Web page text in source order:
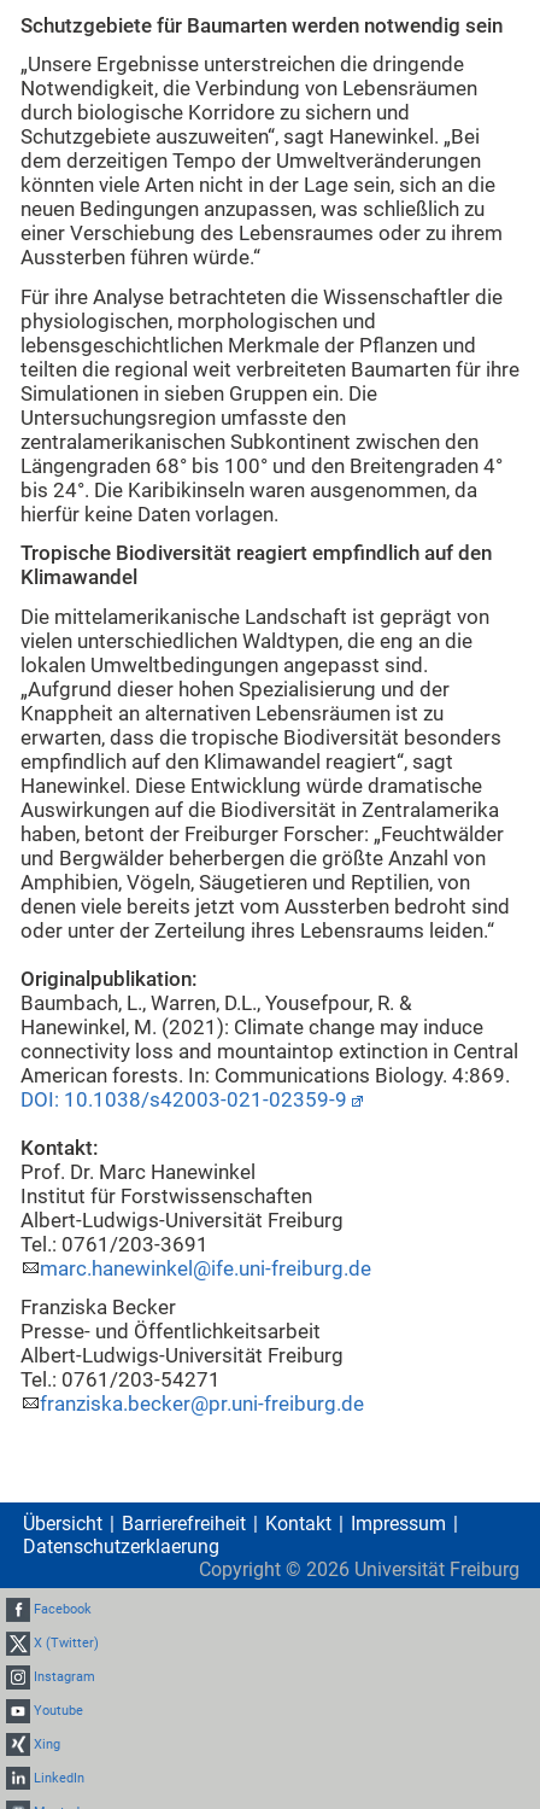
Schutzgebiete für Baumarten werden notwendig sein
„Unsere Ergebnisse unterstreichen die dringende
Notwendigkeit, die Verbindung von Lebensräumen
durch biologische Korridore zu sichern und
Schutzgebiete auszuweiten“, sagt Hanewinkel. „Bei
dem derzeitigen Tempo der Umweltveränderungen
könnten viele Arten nicht in der Lage sein, sich an die
neuen Bedingungen anzupassen, was schließlich zu
einer Verschiebung des Lebensraumes oder zu ihrem
Aussterben führen würde.“
Für ihre Analyse betrachteten die Wissenschaftler die
physiologischen, morphologischen und
lebensgeschichtlichen Merkmale der Pflanzen und
teilten die regional weit verbreiteten Baumarten für ihre
Simulationen in sieben Gruppen ein. Die
Untersuchungsregion umfasste den
zentralamerikanischen Subkontinent zwischen den
Längengraden 68° bis 100° und den Breitengraden 4°
bis 24°. Die Karibikinseln waren ausgenommen, da
hierfür keine Daten vorlagen.
Tropische Biodiversität reagiert empfindlich auf den
Klimawandel
Die mittelamerikanische Landschaft ist geprägt von
vielen unterschiedlichen Waldtypen, die eng an die
lokalen Umweltbedingungen angepasst sind.
„Aufgrund dieser hohen Spezialisierung und der
Knappheit an alternativen Lebensräumen ist zu
erwarten, dass die tropische Biodiversität besonders
empfindlich auf den Klimawandel reagiert“, sagt
Hanewinkel. Diese Entwicklung würde dramatische
Auswirkungen auf die Biodiversität in Zentralamerika
haben, betont der Freiburger Forscher: „Feuchtwälder
und Bergwälder beherbergen die größte Anzahl von
Amphibien, Vögeln, Säugetieren und Reptilien, von
denen viele bereits jetzt vom Aussterben bedroht sind
oder unter der Zerteilung ihres Lebensraums leiden.“
Originalpublikation:
Baumbach, L., Warren, D.L., Yousefpour, R. &
Hanewinkel, M. (2021): Climate change may induce
connectivity loss and mountaintop extinction in Central
American forests. In: Communications Biology. 4:869.
DOI: 10.1038/s42003-021-02359-9
Kontakt:
Prof. Dr. Marc Hanewinkel
Institut für Forstwissenschaften
Albert-Ludwigs-Universität Freiburg
Tel.: 0761/203-3691
marc.hanewinkel@ife.uni-freiburg.de
Franziska Becker
Presse- und Öffentlichkeitsarbeit
Albert-Ludwigs-Universität Freiburg
Tel.: 0761/203-54271
franziska.becker@pr.uni-freiburg.de
Übersicht Barrierefreiheit Kontakt
Impressum
Datenschutzerklaerung
Copyright © 2026 Universität Freiburg
Facebook
X (Twitter)
Instagram
Youtube
Xing
LinkedIn